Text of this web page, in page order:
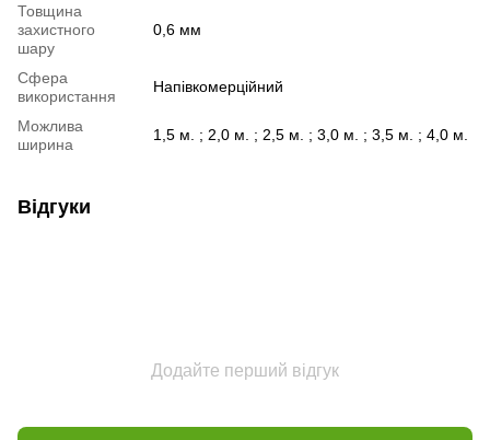
Товщина
захистного
шару
0,6 мм
Сфера
використання
Напівкомерційний
Можлива
ширина
1,5 м. ; 2,0 м. ; 2,5 м. ; 3,0 м. ; 3,5 м. ; 4,0 м.
Відгуки
Додайте перший відгук